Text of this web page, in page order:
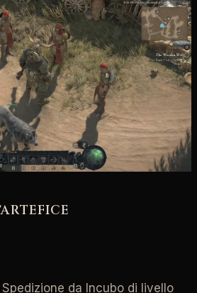
da Incubo di livello